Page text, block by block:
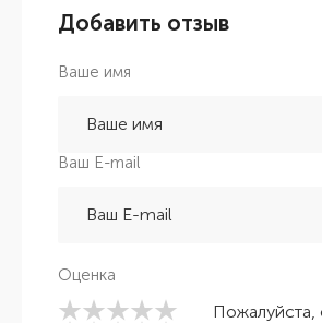
Добавить отзыв
Ваше имя
Ваш E-mail
Оценка
Пожалуйста,